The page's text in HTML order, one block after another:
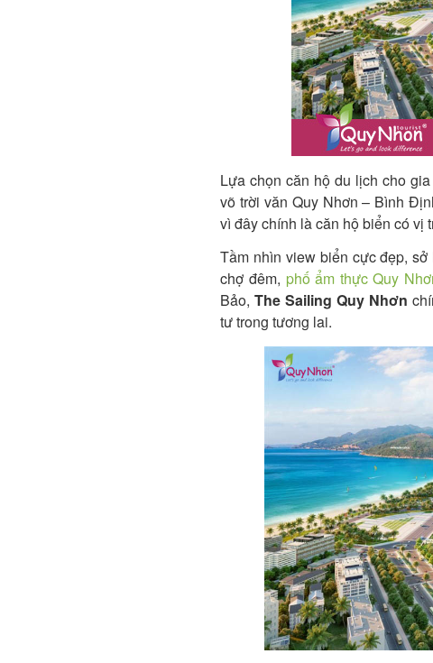
Lựa chọn căn hộ du lịch cho
võ trời văn Quy Nhơn – Bình
vì đây chính là căn hộ biển có vị
Tầm nhìn view biển cực đẹp,
chợ đêm, phố ẩm thực Quy
Bảo,The Sailing Quy Nhơn
tư trong tương lai.